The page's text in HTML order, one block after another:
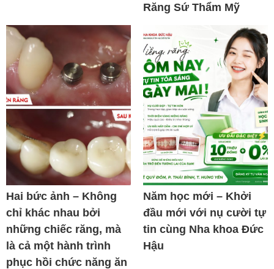
Răng Sứ Thẩm Mỹ
Hai bức ảnh – Không
chỉ khác nhau bởi
những chiếc răng, mà
là cả một hành trình
phục hồi chức năng ăn
Năm học mới – Khởi
đầu mới với nụ cười tự
tin cùng Nha khoa Đức
Hậu